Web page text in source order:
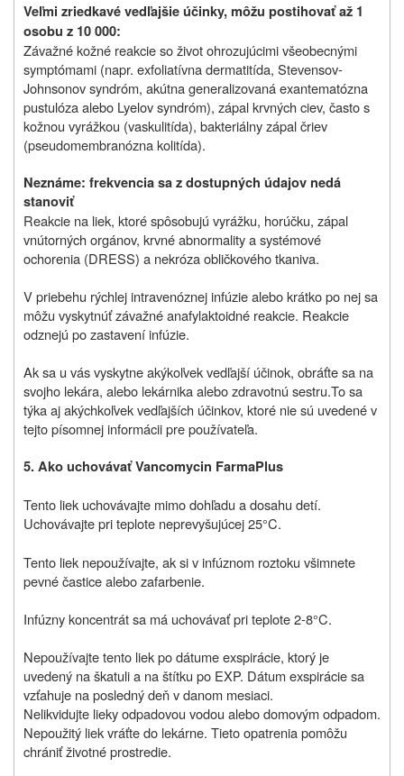
Veľmi zriedkavé vedľajšie účinky, môžu postihovať až 1
osobu z 10 000:
Závažné kožné reakcie so život ohrozujúcimi všeobecnými
symptómami (napr. exfoliatívna dermatitída, Stevensov-
Johnsonov syndróm, akútna generalizovaná exantematózna
pustulóza alebo Lyelov syndróm), zápal krvných ciev, často s
kožnou vyrážkou (vaskulitída), bakteriálny zápal čriev
(pseudomembranózna kolitída).
Neznáme: frekvencia sa z dostupných údajov nedá
stanoviť
Reakcie na liek, ktoré spôsobujú vyrážku, horúčku, zápal
vnútorných orgánov, krvné abnormality a systémové
ochorenia (DRESS) a nekróza obličkového tkaniva.
V priebehu rýchlej intravenóznej infúzie alebo krátko po nej sa
môžu vyskytnúť závažné anafylaktoidné reakcie. Reakcie
odznejú po zastavení infúzie.
Ak sa u vás vyskytne akýkoľvek vedľajší účinok, obráťte sa na
svojho lekára, alebo lekárnika alebo zdravotnú sestru.To sa
týka aj akýchkoľvek vedľajších účinkov, ktoré nie sú uvedené v
tejto písomnej informácii pre používateľa.
5. Ako uchovávať Vancomycin FarmaPlus
Tento liek uchovávajte mimo dohľadu a dosahu detí.
Uchovávajte pri teplote neprevyšujúcej 25°C.
Tento liek nepoužívajte, ak si v infúznom roztoku všimnete
pevné častice alebo zafarbenie.
Infúzny koncentrát sa má uchovávať pri teplote 2-8°C.
Nepoužívajte tento liek po dátume exspirácie, ktorý je
uvedený na škatuli a na štítku po EXP. Dátum exspirácie sa
vzťahuje na posledný deň v danom mesiaci.
Nelikvidujte lieky odpadovou vodou alebo domovým odpadom.
Nepoužitý liek vráťte do lekárne. Tieto opatrenia pomôžu
chrániť životné prostredie.